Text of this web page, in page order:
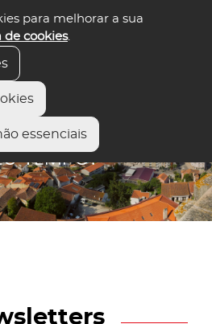
para melhorar a sua
de cookies.
essenciais